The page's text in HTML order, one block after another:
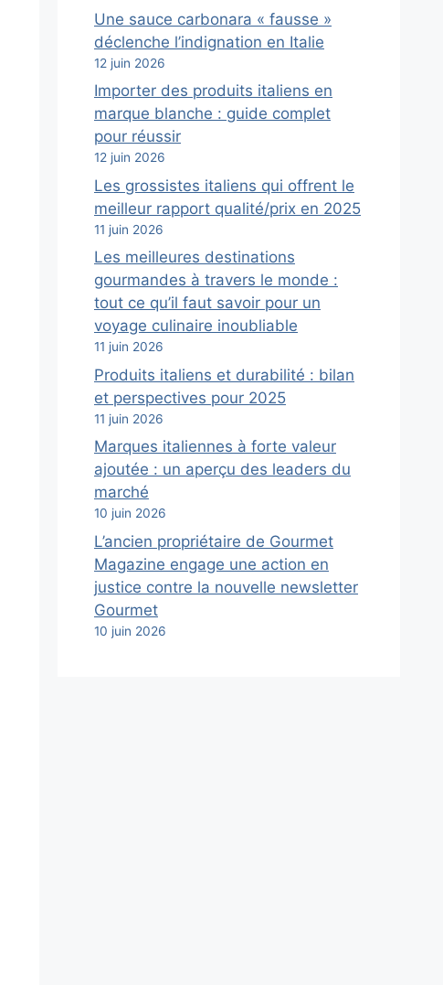
Une sauce carbonara « fausse »
déclenche l’indignation en Italie
12 juin 2026
Importer des produits italiens en
marque blanche : guide complet
pour réussir
12 juin 2026
Les grossistes italiens qui offrent le
meilleur rapport qualité/prix en 2025
11 juin 2026
Les meilleures destinations
gourmandes à travers le monde :
tout ce qu’il faut savoir pour un
voyage culinaire inoubliable
11 juin 2026
Produits italiens et durabilité : bilan
et perspectives pour 2025
11 juin 2026
Marques italiennes à forte valeur
ajoutée : un aperçu des leaders du
marché
10 juin 2026
L’ancien propriétaire de Gourmet
Magazine engage une action en
justice contre la nouvelle newsletter
Gourmet
10 juin 2026